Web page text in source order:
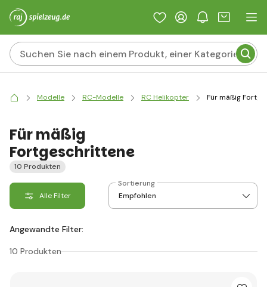
Modelle RC-Modelle RC Helikopter Für mäßig
Für mäßig
Fortgeschrittene
10 Produkten
Alle Filter
Sortierung
Angewandte Filter:
10 Produkten